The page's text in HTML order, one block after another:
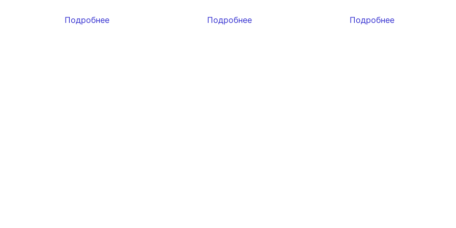
Подробнее Подробнее Подробнее